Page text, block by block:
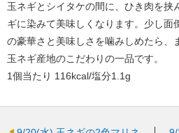
玉ネギとシイタケの間に、ひき肉を挟
ギに染みて美味しくなります。少し面
の豪華さと美味しさを噛みしめたら、
玉ネギ産地のこだわりの一品です。
1個当たり 116kcal/塩分1.1g